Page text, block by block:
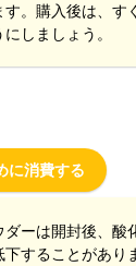
。購入後は、す
しましょう。
に消費する
ダーは開封後、酸
下することがあり